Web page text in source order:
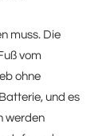
muss. Die
vom
ohne
und es
werden